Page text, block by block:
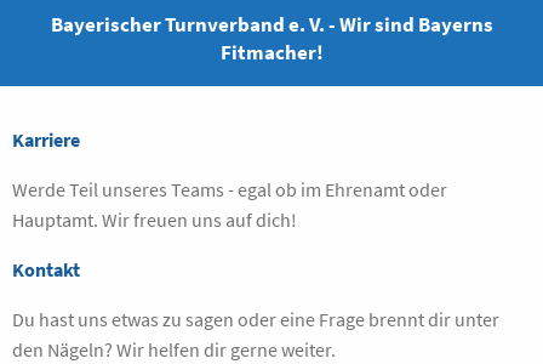
Bayerischer Turnverband e. V. - Wir sind Bayerns
Fitmacher!
Karriere
Werde Teil unseres Teams - egal ob im Ehrenamt oder
Hauptamt. Wir freuen uns auf dich!
Kontakt
Du hast uns etwas zu sagen oder eine Frage brennt dir unter
den Nägeln? Wir helfen dir gerne weiter.